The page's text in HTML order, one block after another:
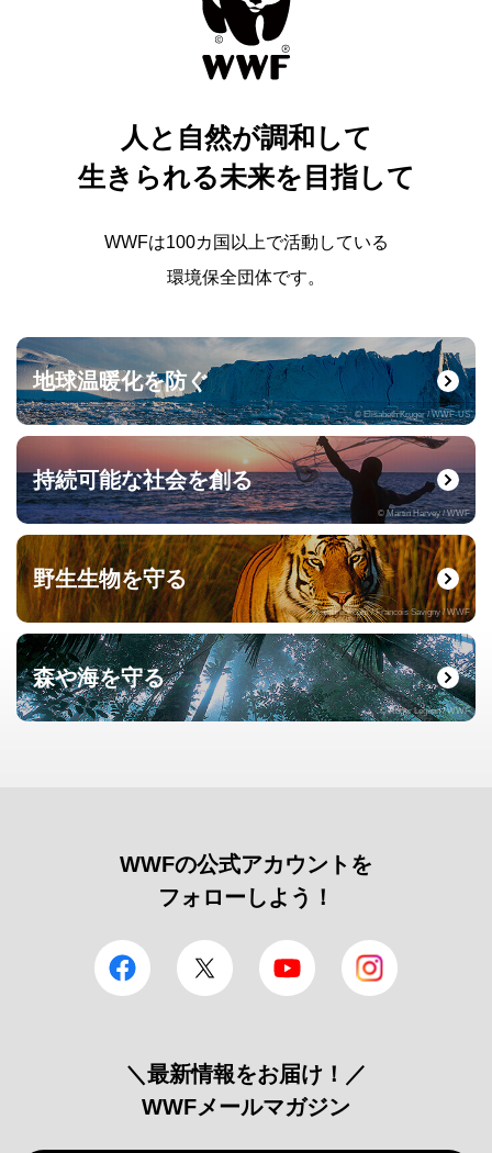
人と自然が調和して
生きられる未来を目指して
WWFは100カ国以上で活動している
環境保全団体です。
地球温暖化を防ぐ
© Elisabeth Kruger / WWF-US
持続可能な社会を創る
© Martin Harvey / WWF
野生生物を守る
© naturepl.com / Francois Savigny / WWF
森や海を守る
© Roger Leguen / WWF
WWFの公式アカウントを
フォローしよう！
facebook Twitter YouTube
＼最新情報をお届け！／
WWFメールマガジン